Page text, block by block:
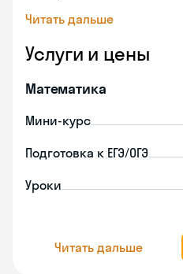
Читать дальше
Услуги и цены
Математика
Мини-курс
Подготовка к ЕГЭ/ОГЭ
Уроки
Читать дальше